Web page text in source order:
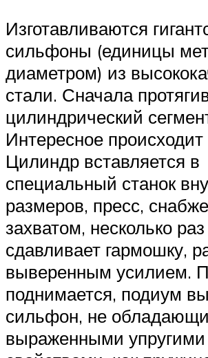
Изготавливаются
сильфоны (единицы
диаметром) из
стали. Сначала
цилиндрический
Интересное
Цилиндр вставляется в
специальный станок
размеров, пресс,
захватом, несколько раз
сдавливает гармошку,
выверенным усилием.
поднимается, подиум
сильфон, не
выраженными упругими